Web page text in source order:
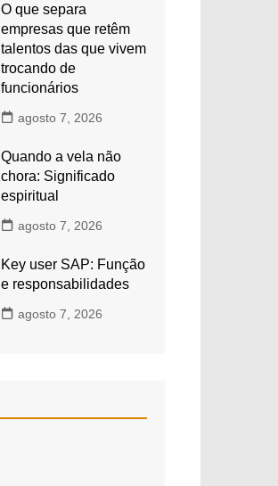
O que separa
empresas que retêm
talentos das que vivem
trocando de
funcionários
agosto 7, 2026
Quando a vela não
chora: Significado
espiritual
agosto 7, 2026
Key user SAP: Função
e responsabilidades
agosto 7, 2026